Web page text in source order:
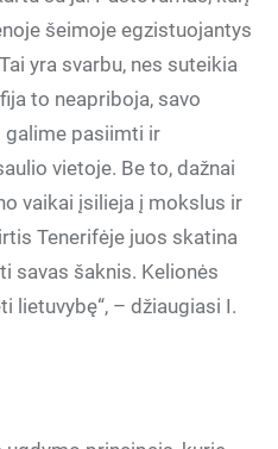
šeimoje egzistuojantys
yra svarbu, nes suteikia
to neapriboja, savo
galime pasiimti ir
vietoje. Be to, dažnai
vaikai įsilieja į mokslus ir
Tenerifėje juos skatina
savas šaknis. Kelionės
lietuvybę“, – džiaugiasi I.